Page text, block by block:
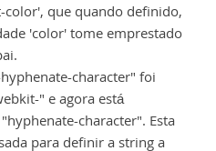
que quando definido,
'color' tome emprestado
character" foi
" e agora está
character". Esta
para definir a string a